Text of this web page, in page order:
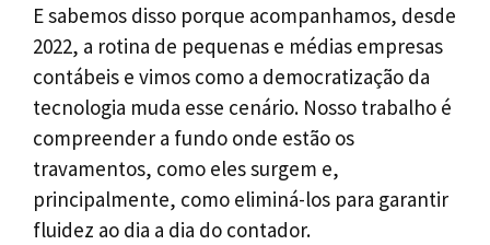
E sabemos disso porque acompanhamos, desde
2022, a rotina de pequenas e médias empresas
contábeis e vimos como a democratização da
tecnologia muda esse cenário. Nosso trabalho é
compreender a fundo onde estão os
travamentos, como eles surgem e,
principalmente, como eliminá-los para garantir
fluidez ao dia a dia do contador.